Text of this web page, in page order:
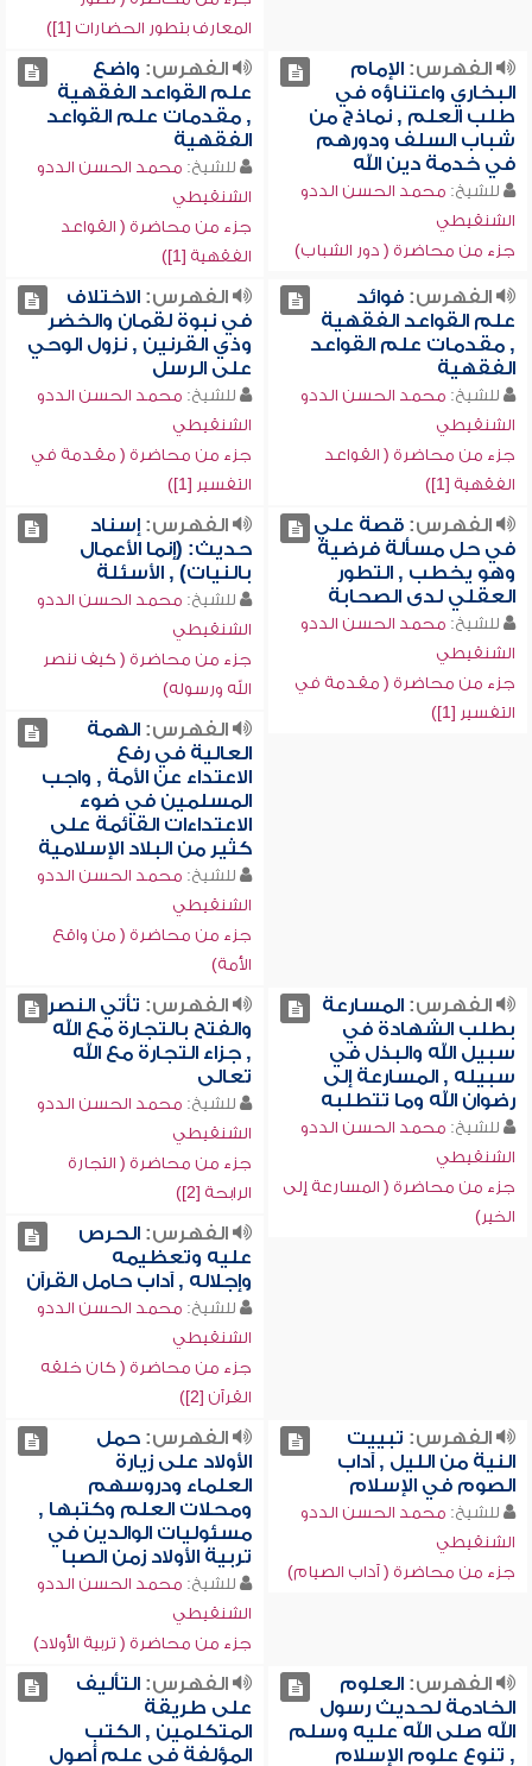
المعارف بتطور الحضارات [1])
الفهرس:الإمام
البخاري واعتناؤه في
طلب العلم , نماذج من
شباب السلف ودورهم
في خدمة دين الله
للشيخ: محمد الحسن الددو
الشنقيطي
جزء من محاضرة ( دور الشباب)
الفهرس: واضع
علم القواعد الفقهية
, مقدمات علم القواعد
الفقهية
للشيخ: محمد الحسن الددو
الشنقيطي
جزء من محاضرة ( القواعد
الفقهية [1])
الفهرس:فوائد
علم القواعد الفقهية
, مقدمات علم القواعد
الفقهية
للشيخ: محمد الحسن الددو
الشنقيطي
جزء من محاضرة ( القواعد
الفقهية [1])
الفهرس:الاختلاف
في نبوة لقمان والخضر
وذي القرنين , نزول الوحي
على الرسل
للشيخ: محمد الحسن الددو
الشنقيطي
جزء من محاضرة ( مقدمة في
التفسير [1])
الفهرس:قصة علي
في حل مسألة فرضية
وهو يخطب , التطور
العقلي لدى الصحابة
للشيخ: محمد الحسن الددو
الشنقيطي
جزء من محاضرة ( مقدمة في
التفسير [1])
الفهرس:إسناد
حديث: (إنما الأعمال
بالنيات) , الأسئلة
للشيخ: محمد الحسن الددو
الشنقيطي
جزء من محاضرة ( كيف ننصر
الله ورسوله)
الفهرس:الهمة
العالية في رفع
الاعتداء عن الأمة , واجب
المسلمين في ضوء
الاعتداءات القائمة على
كثير من البلاد الإسلامية
للشيخ: محمد الحسن الددو
الشنقيطي
جزء من محاضرة ( من واقع
الأمة)
الفهرس:المسارعة
بطلب الشهادة في
سبيل الله والبذل في
سبيله , المسارعة إلى
رضوان الله وما تتطلبه
للشيخ: محمد الحسن الددو
الشنقيطي
جزء من محاضرة ( المسارعة إلى
الخير)
الفهرس: تأتي النصر
والفتح بالتجارة مع الله
, جزاء التجارة مع الله
تعالى
للشيخ: محمد الحسن الددو
الشنقيطي
جزء من محاضرة ( التجارة
الرابحة [2])
الفهرس:الحرص
عليه وتعظيمه
وإجلاله , آداب حامل القرآن
للشيخ: محمد الحسن الددو
الشنقيطي
جزء من محاضرة ( كان خلقه
القرآن [2])
الفهرس: تبييت
النية من الليل , آداب
الصوم في الإسلام
للشيخ: محمد الحسن الددو
الشنقيطي
جزء من محاضرة ( آداب الصيام)
الفهرس:حمل
الأولاد على زيارة
العلماء ودروسهم
ومحلات العلم وكتبها ,
مسئوليات الوالدين في
تربية الأولاد زمن الصبا
للشيخ: محمد الحسن الددو
الشنقيطي
جزء من محاضرة ( تربية الأولاد)
الفهرس:العلوم
الخادمة لحديث رسول
الله صلى الله عليه وسلم
, تنوع علوم الإسلام
الفهرس:التأليف
على طريقة
المتكلمين , الكتب
المؤلفة في علم أصول